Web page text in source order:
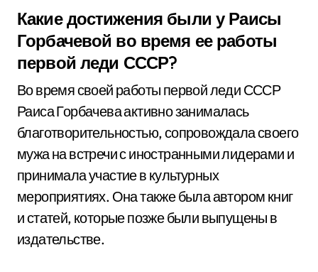
Какие достижения были у Раисы
Горбачевой во время ее работы
первой леди СССР?
Во время своей работы первой леди СССР
Раиса Горбачева активно занималась
благотворительностью, сопровождала своего
мужа на встречи с иностранными лидерами и
принимала участие в культурных
мероприятиях. Она также была автором книг
и статей, которые позже были выпущены в
издательстве.